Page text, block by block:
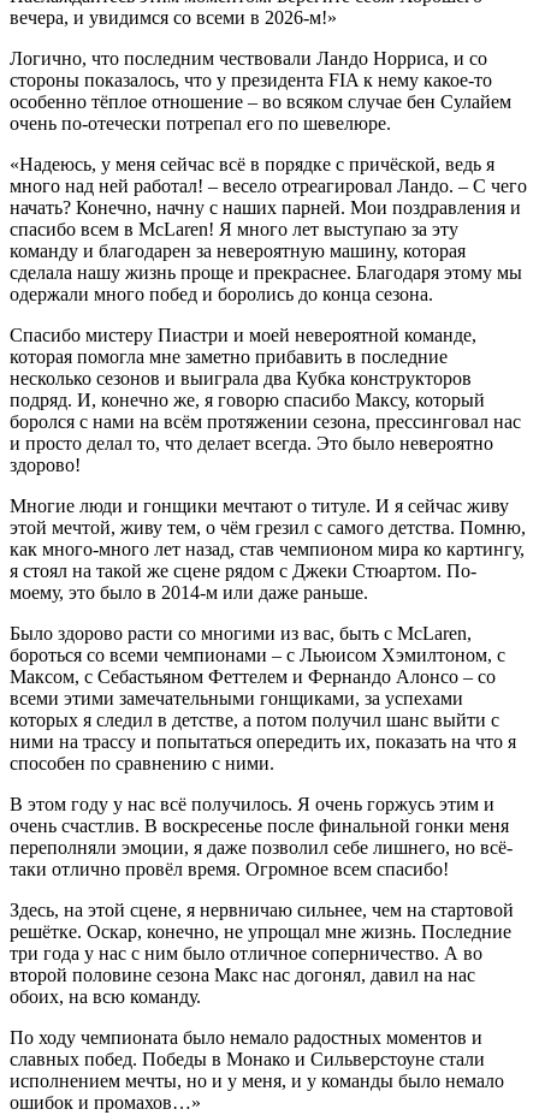
вечера, и увидимся со всеми в 2026-м!»
Логично, что последним чествовали Ландо Норриса, и со
стороны показалось, что у президента FIA к нему какое-то
особенно тёплое отношение – во всяком случае бен Сулайем
очень по-отечески потрепал его по шевелюре.
«Надеюсь, у меня сейчас всё в порядке с причёской, ведь я
много над ней работал! – весело отреагировал Ландо. – С чего
начать? Конечно, начну с наших парней. Мои поздравления и
спасибо всем в McLaren! Я много лет выступаю за эту
команду и благодарен за невероятную машину, которая
сделала нашу жизнь проще и прекраснее. Благодаря этому мы
одержали много побед и боролись до конца сезона.
Спасибо мистеру Пиастри и моей невероятной команде,
которая помогла мне заметно прибавить в последние
несколько сезонов и выиграла два Кубка конструкторов
подряд. И, конечно же, я говорю спасибо Максу, который
боролся с нами на всём протяжении сезона, прессинговал нас
и просто делал то, что делает всегда. Это было невероятно
здорово!
Многие люди и гонщики мечтают о титуле. И я сейчас живу
этой мечтой, живу тем, о чём грезил с самого детства. Помню,
как много-много лет назад, став чемпионом мира ко картингу,
я стоял на такой же сцене рядом с Джеки Стюартом. По-
моему, это было в 2014-м или даже раньше.
Было здорово расти со многими из вас, быть с McLaren,
бороться со всеми чемпионами – с Льюисом Хэмилтоном, с
Максом, с Себастьяном Феттелем и Фернандо Алонсо – со
всеми этими замечательными гонщиками, за успехами
которых я следил в детстве, а потом получил шанс выйти с
ними на трассу и попытаться опередить их, показать на что я
способен по сравнению с ними.
В этом году у нас всё получилось. Я очень горжусь этим и
очень счастлив. В воскресенье после финальной гонки меня
переполняли эмоции, я даже позволил себе лишнего, но всё-
таки отлично провёл время. Огромное всем спасибо!
Здесь, на этой сцене, я нервничаю сильнее, чем на стартовой
решётке. Оскар, конечно, не упрощал мне жизнь. Последние
три года у нас с ним было отличное соперничество. А во
второй половине сезона Макс нас догонял, давил на нас
обоих, на всю команду.
По ходу чемпионата было немало радостных моментов и
славных побед. Победы в Монако и Сильверстоуне стали
исполнением мечты, но и у меня, и у команды было немало
ошибок и промахов…»